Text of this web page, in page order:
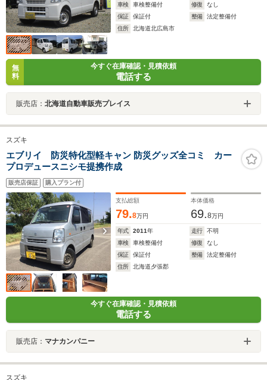
車検
車検整備付 修復
なし
保証
保証付 整備
法定整備付
住所
北海道北広島市
無
料
今すぐ在庫確認・見積依頼
電話する
販売店： 北海道自動車販売プレイス
スズキ
エブリイ 防災特化型軽キャン 防災グッズ全コミ カー
プロデュースニシモ提携作成
販売店保証 購入プラン付
支払総額
79.8万円
本体価格
69.8万円
年式 2011年 走行
不明
車検
車検整備付 修復
なし
保証
保証付 整備
法定整備付
住所
北海道夕張郡
今すぐ在庫確認・見積依頼
電話する
販売店： マナカンパニー
スズキ